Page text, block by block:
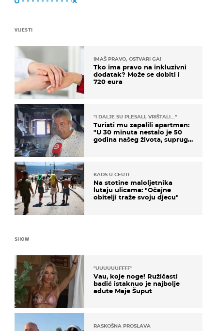
VIJESTI
IMAŠ PRAVO, OSTVARI GA!
Tko ima pravo na inkluzivni
dodatak? Može se dobiti i
720 eura
"I DALJE SU PLESALI, VRIŠTALI..."
Turisti mu zapalili apartman:
"U 30 minuta nestalo je 50
godina našeg života, supruga
KAOS U CEUTI
Na stotine maloljetnika
lutaju ulicama: "Očajne
obitelji traže svoju djecu"
SHOW
"UUUUUUFFFF"
Vau, koje noge! Ružičasti
badić istaknuo je najbolje
adute Maje Šuput
RASKOŠNA PROSLAVA